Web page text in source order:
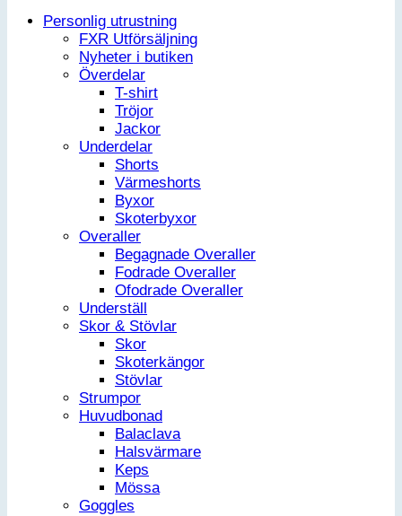
Personlig utrustning
FXR Utförsäljning
Nyheter i butiken
Överdelar
T-shirt
Tröjor
Jackor
Underdelar
Shorts
Värmeshorts
Byxor
Skoterbyxor
Overaller
Begagnade Overaller
Fodrade Overaller
Ofodrade Overaller
Underställ
Skor & Stövlar
Skor
Skoterkängor
Stövlar
Strumpor
Huvudbonad
Balaclava
Halsvärmare
Keps
Mössa
Goggles